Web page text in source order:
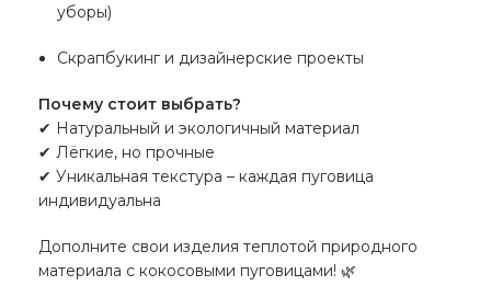
уборы)
Скрапбукинг и дизайнерские проекты
Почему стоит выбрать?
✔ Натуральный и экологичный материал
✔ Лёгкие, но прочные
✔ Уникальная текстура – каждая пуговица
индивидуальна
Дополните свои изделия теплотой природного
материала с кокосовыми пуговицами! 🌿